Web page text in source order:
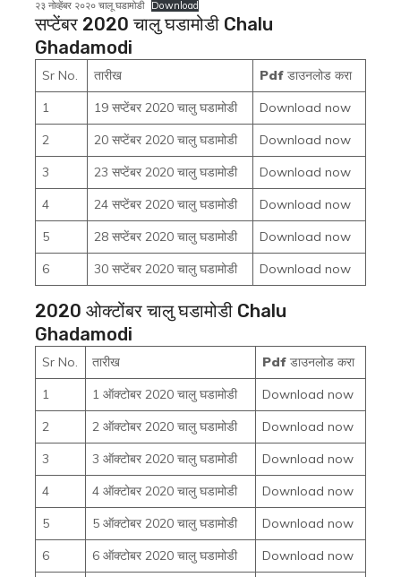
२३ नोव्हेंबर २०२० चालू घडामोडी Download
सप्टेंबर 2020 चालु घडामोडी Chalu
Ghadamodi
Sr No. तारीख Pdfडाउनलोड करा
1
19 सप्टेंबर 2020 चालु घडामोडी
Download now
2
20 सप्टेंबर 2020 चालु घडामोडी
Download now
3
23 सप्टेंबर 2020 चालु घडामोडी
Download now
4
24 सप्टेंबर 2020 चालु घडामोडी
Download now
5
28 सप्टेंबर 2020 चालु घडामोडी
Download now
6
30 सप्टेंबर 2020 चालु घडामोडी Download now
2020 ओक्टोंबर चालु घडामोडी Chalu
Ghadamodi
Sr No. तारीख Pdfडाउनलोड करा
1
1 ऑक्टोबर 2020 चालु घडामोडी
Download now
2
2 ऑक्टोबर 2020 चालु घडामोडी
Download now
3
3 ऑक्टोबर 2020 चालु घडामोडी
Download now
4
4 ऑक्टोबर 2020 चालु घडामोडी
Download now
5
5 ऑक्टोबर 2020 चालु घडामोडी
Download now
6
6 ऑक्टोबर 2020 चालु घडामोडी
Download now